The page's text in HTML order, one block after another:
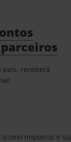
país; receberá
impostos e